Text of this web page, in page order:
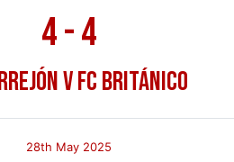
4-4
v FC Británico
28th May 2025